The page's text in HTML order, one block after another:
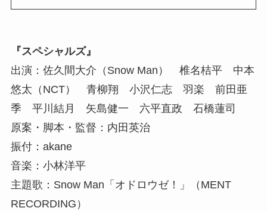
『スペシャルズ』
出演：佐久間大介（Snow Man） 椎名桔平 中本
悠太（NCT） 青柳翔 小沢仁志 羽楽 前田亜
季 平川結月 矢島健一 六平直政 石橋蓮司
原案・脚本・監督：内田英治
振付：akane
音楽：小林洋平
主題歌：Snow Man「オドロウゼ！」（MENT
RECORDING）